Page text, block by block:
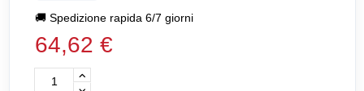
🚚Spedizione rapida 6/7 giorni
64,62 €